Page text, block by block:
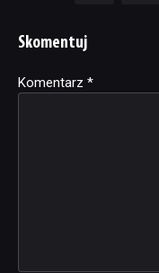
Skomentuj
Komentarz *
Alternative: